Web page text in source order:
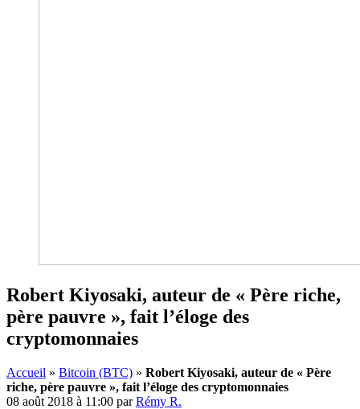
Robert Kiyosaki, auteur de « Père riche,
père pauvre », fait l’éloge des
cryptomonnaies
Accueil » Bitcoin (BTC) » Robert Kiyosaki, auteur de « Père
riche, père pauvre », fait l’éloge des cryptomonnaies
08 août 2018 à 11:00 parRémy R.